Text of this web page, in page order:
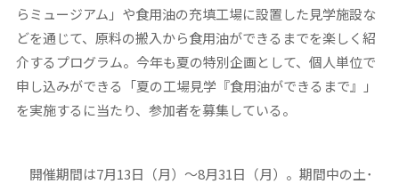
らミュージアム」や食用油の充填工場に設置した見学施設な
どを通じて、原料の搬入から食用油ができるまでを楽しく紹
介するプログラム。今年も夏の特別企画として、個人単位で
申し込みができる「夏の工場見学『食用油ができるまで』」
を実施するに当たり、参加者を募集している。
開催期間は7月13日（月）～8月31日（月）。期間中の土･